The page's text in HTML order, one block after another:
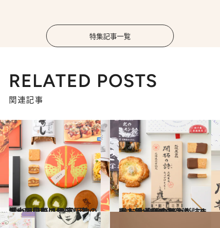
特集記事一覧
RELATED POSTS
関連記事
2023.4.27
「大阪国際（伊丹）空港」で見つける 京阪神のおいしいもの10選
旅＆お出かけ 2023.4.25
大人気「新千歳空港」で選ぶ 北海道の魅力が詰まった手土産10品
旅＆お出かけ